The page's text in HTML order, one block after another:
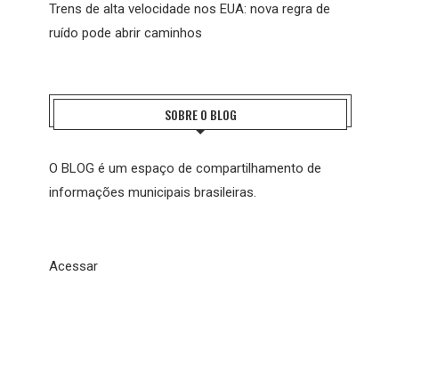
Trens de alta velocidade nos EUA: nova regra de
ruído pode abrir caminhos
SOBRE O BLOG
O BLOG é um espaço de compartilhamento de
informações municipais brasileiras.
Acessar